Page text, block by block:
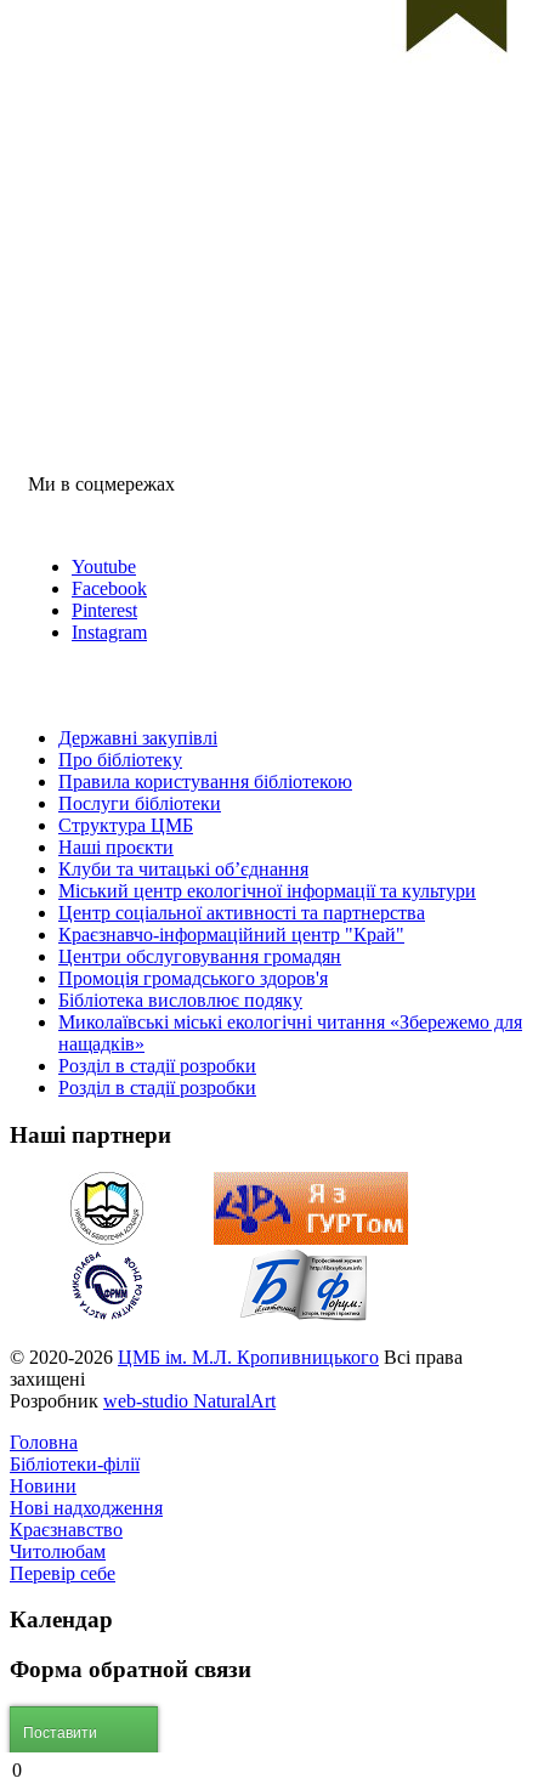
0
Ми в соцмережах
Youtube
Facebook
Pinterest
Instagram
Державні закупівлі
Про бібліотеку
Правила користування бібліотекою
Послуги бібліотеки
Структура ЦМБ
Наші проєкти
Клуби та читацькі об’єднання
Міський центр екологічної інформації та культури
Центр соціальної активності та партнерства
Краєзнавчо-інформаційний центр "Край"
Центри обслуговування громадян
Промоція громадського здоров'я
Бібліотека висловлює подяку
Миколаївські міські екологічні читання «Збережемо для
нащадків»
Розділ в стадії розробки
Розділ в стадії розробки
Наші партнери
© 2020-2026 ЦМБ ім. М.Л. Кропивницького Всі права
захищені
Розробник web-studio NaturalArt
Головна
Бібліотеки-філії
Новини
Нові надходження
Краєзнавство
Читолюбам
Перевір себе
Календар
Форма обратной связи
Поставити
Угору